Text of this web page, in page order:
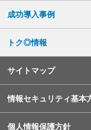
成功導入事例
トク◎情報
サイトマップ
情報セキュリティ基本
個人情報保護方針